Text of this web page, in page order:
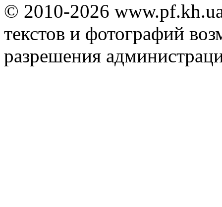
© 2010-2026
текстов и фотографий
разрешения